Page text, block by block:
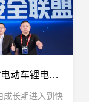
中国电动车锂电安全联盟成立，共铸“电动车锂电池全产业链安全系统”
成长期进入到快